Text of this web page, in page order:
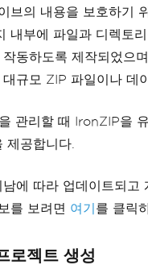
브의 내용을 보호하기
내부에 파일과 디렉토
동하도록 제작되었으
규모 ZIP 파일이나 데
관리할 때 IronZIP을
제공합니다.
에 따라 업데이트되
를 보려면 여기 를 클릭
젝트 생성